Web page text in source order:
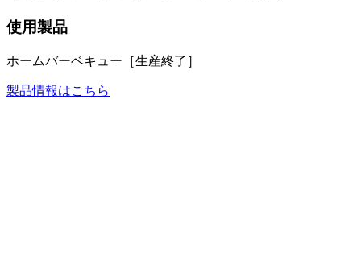
使用製品
ホームバーベキュー［生産終了］
製品情報はこちら